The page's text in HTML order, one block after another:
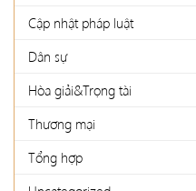
Cập nhật pháp luật
Dân sự
Hòa giải&Trọng tài
Thương mại
Tổng hợp